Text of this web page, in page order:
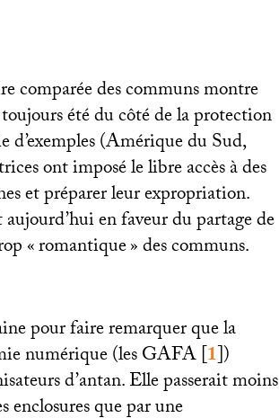
comparée des communs montre
été du côté de la protection
d’exemples (Amérique du Sud,
ont imposé le libre accès à des
et préparer leur expropriation.
en faveur du partage de
«romantique» des communs.
pour faire remarquer que la
numérique (lesGAFA[1])
d’antan. Elle passerait moins
enclosures que par une